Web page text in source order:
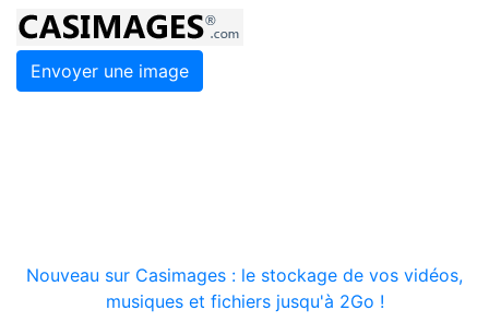
Envoyer une image
Nouveau sur Casimages : le stockage de vos vidéos,
musiques et fichiers jusqu'à 2Go !